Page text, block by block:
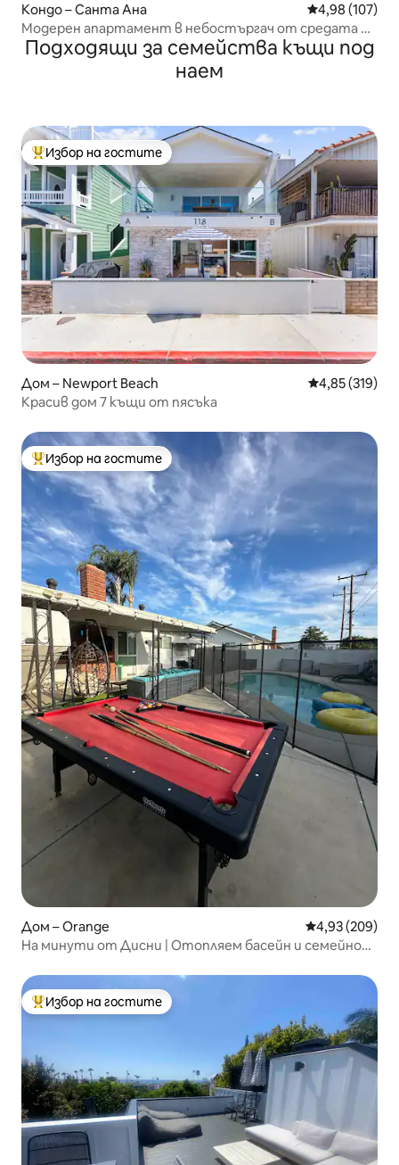
Кондо – Санта Ана Средна
4,98 (107)
Модерен апартамент в небостъргач от средата на
века | Гледки към града
Подходящи за семейства къщи под
наем
Най-популярен избор на гостите
Избор на гостите
Дом – Newport Beach Средна
4,85 (319)
Красив дом 7 къщи от пясъка
Най-популярен избор на гостите
Избор на гостите
Дом – Orange Средна
4,93 (209)
На минути от Дисни | Отопляем басейн и семейно
Най-популярен избор на гостите
Избор на гостите